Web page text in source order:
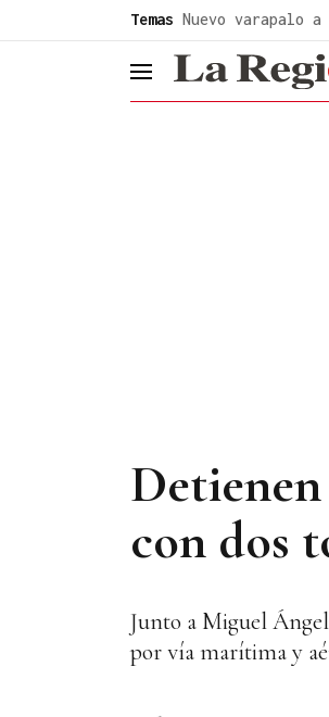
Temas Nuevo varapalo a
header.menu.open
con dos
Junto a Miguel
por vía marítima y